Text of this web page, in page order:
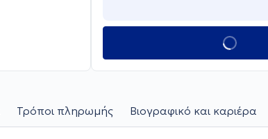
Τρόποι πληρωμής Βιογραφικό και καριέρα